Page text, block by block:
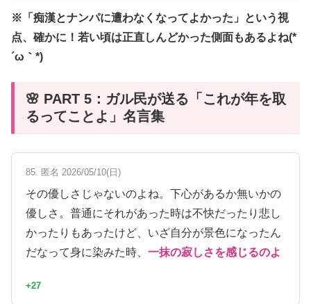
※「痴漢とナンパに遭わなくなってよかった」という視
点、確かに！若い頃は正直しんどかった側面もあるよね(*
´ω｀*)
🌸 PART 5：ガル民が送る「これが年を取
るってことよ」名言集
85. 匿名 2026/05/10(日)
その優しさじゃないのよね。下心があるか無いかの
優しさ。普通にそれがあった時は不快だったり悲し
かったりもあったけど、いざ自分が景色になったん
だなって身に染みた時、 一抹の寂しさを感じるのよ
+27